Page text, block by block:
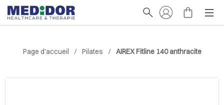
Page d'accueil Pilates AIREX Fitline 140 anthracite